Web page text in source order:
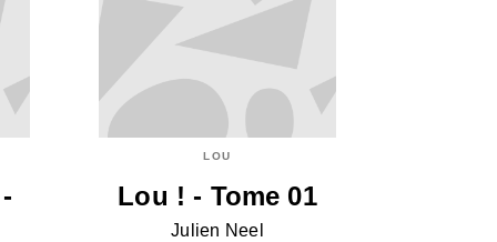
LOU
Lou ! - Tome 01
Julien Neel